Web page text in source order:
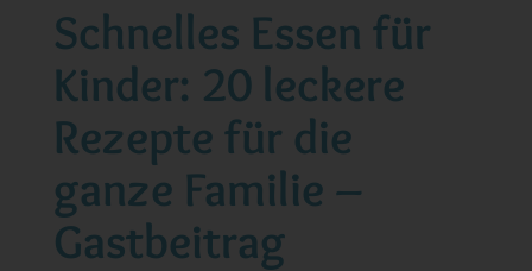
Schnelles Essen für
Kinder: 20 leckere
Rezepte für die
ganze Familie –
Gastbeitrag